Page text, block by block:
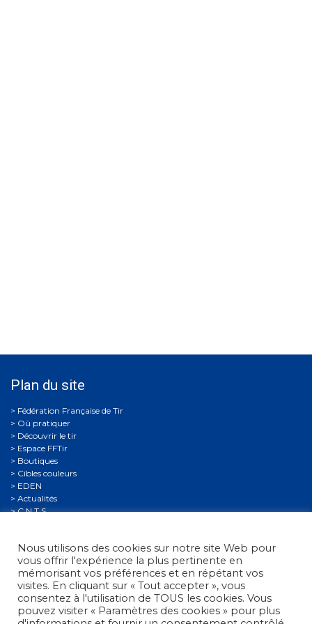
Plan du site
Où pratiquer
Découvrir le tir
Espace FFTir
Boutiques
Cibles couleurs
EDEN
Actualités
C.N.T.S.
Compétitions
Se former
Archives
Espace presse
Nous contacter
Informations légales
Nous utilisons des cookies sur notre site Web pour
vous offrir l'expérience la plus pertinente en
mémorisant vos préférences et en répétant vos
visites. En cliquant sur « Tout accepter », vous
consentez à l'utilisation de TOUS les cookies. Vous
pouvez visiter « Paramètres des cookies » pour plus